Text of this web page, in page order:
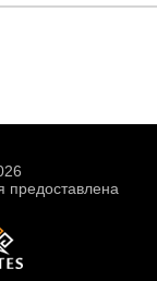
предоставлена